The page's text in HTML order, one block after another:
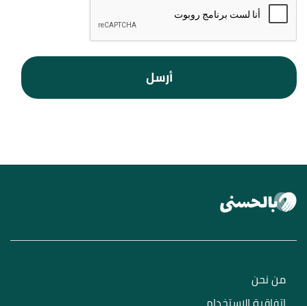
أرسل
من نحن